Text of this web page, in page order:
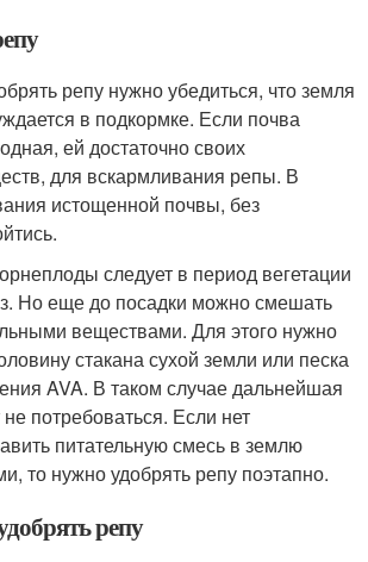
репу нужно убедиться, что земля
в подкормке. Если почва
ей достаточно своих
для вскармливания репы. В
истощенной почвы, без
следует в период вегетации
Но еще до посадки можно смешать
веществами. Для этого нужно
стакана сухой земли или песка
AVA. В таком случае дальнейшая
потребоваться. Если нет
питательную смесь в землю
то нужно удобрять репу поэтапно.
репу